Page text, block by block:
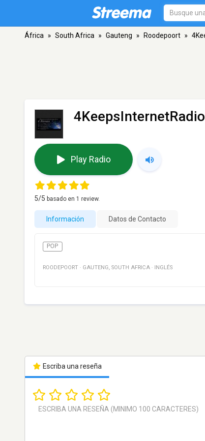
África » South Africa » Gauteng » Roodepoort »
4KeepsInternetRadio
Play Radio
5/5 basado en 1 review.
Información Datos de Contacto
POP
ROODEPOORT · GAUTENG, SOUTH AFRICA · INGLÉS
Escriba una reseña